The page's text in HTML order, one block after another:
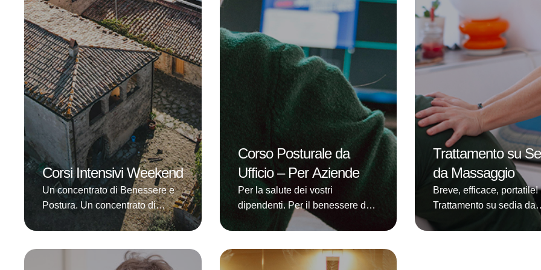
insieme due mesi,
online due volte alla
…
Corsi Intensivi Weekend
Un concentrato di Benessere e
Postura. Un concentrato di
benessere e postura per
base del metodo Via i dolori con
il Benessere Posturale Globale
Corso Posturale da
Ufficio – Per Aziende
Per la salute dei vostri
dipendenti. Per il benessere dei
vostri dipendenti e per prevenire
mal di schiena, cervicalgie e
problematiche muscolo
Trattamento su
da Massaggio
Breve, efficace, portatile!
Trattamento su sedia da
massaggio, chiamato